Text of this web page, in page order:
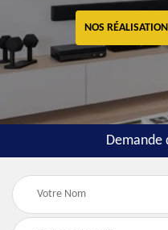
NOS
Demande